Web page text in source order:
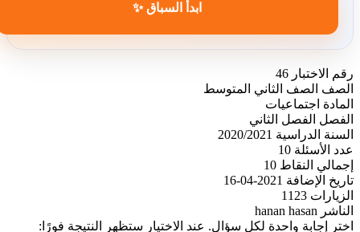
ابدأ السباق ✨
رقم الاختبار 46
الصف
الصف الثاني المتوسط
المادة
اجتماعيات
الفصل
الفصل الثاني
السنة الدراسية
2020/2021
عدد الأسئلة 10
إجمالي النقاط 10
تاريخ الإضافة
2021-04-16
الزيارات 1123
الناشر hanan hasan
اختر إجابة واحدة لكل سؤال. عند الاختيار ستظهر النتيجة فورًا: